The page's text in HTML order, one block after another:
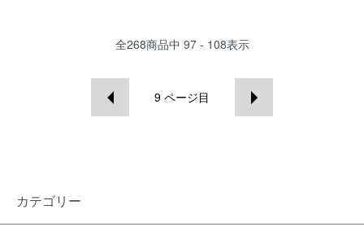
全268商品中 97 - 108表示
9 ページ目
カテゴリー